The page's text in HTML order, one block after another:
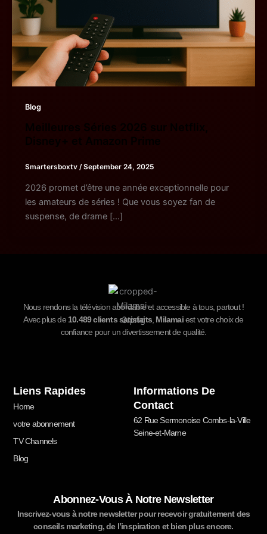
Blog
Meilleures Séries 2026 sur Netflix,
Disney+ et Amazon Prime
Smartersboxtv /September 24, 2025
2026 promet d’être une année exceptionnelle pour
les amateurs de séries ! Que vous soyez fan de
suspense, de drame […]
Nous rendons la télévision abordable et accessible à tous, partout !
Avec plus de10.489clients satisfaits Milamaiest votre choix de
confiance pour un divertissement de qualité.
Liens Rapides
Home
votre abonnement
TV Channels
Blog
Informations De
Contact
62 Rue Sermonoise Combs-la-Ville
Seine-et-Marne
Abonnez-Vous À Notre Newsletter
Inscrivez-vous à notre newsletter pour recevoir gratuitement des
conseils marketing, de l’inspiration et bien plus encore.